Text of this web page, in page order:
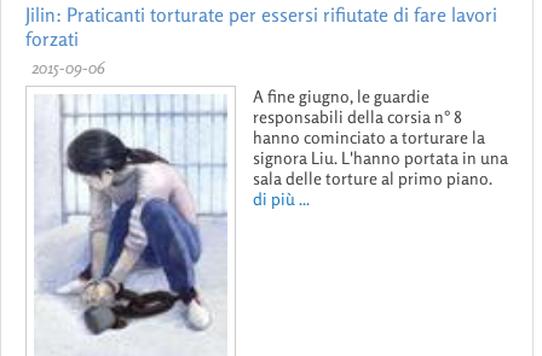
Jilin: Praticanti torturate per essersi rifiutate di fare lavori
forzati
2015-09-06
A fine giugno, le guardie
responsabili della corsia n° 8
hanno cominciato a torturare la
signora Liu. L'hanno portata in una
sala delle torture al primo piano.
di più ...